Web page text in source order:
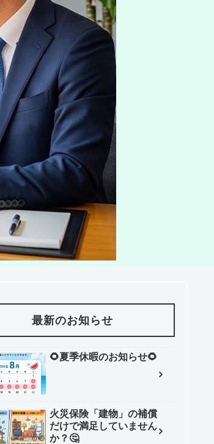
最新のお知らせ
🌻夏季休暇のお知らせ🌻
火災保険「建物」の補償
だけで満足していません
か？🤔